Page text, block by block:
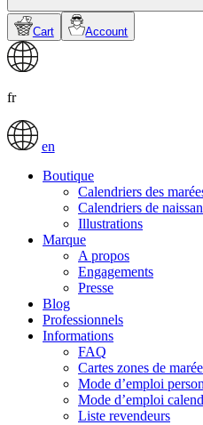
Cart Account
fr
en
Boutique
Calendriers des
Calendriers de
Illustrations
Marque
A propos
Engagements
Presse
Blog
Professionnels
Informations
FAQ
Cartes zones de
Mode d’emploi
Mode d’emploi
Liste revendeurs